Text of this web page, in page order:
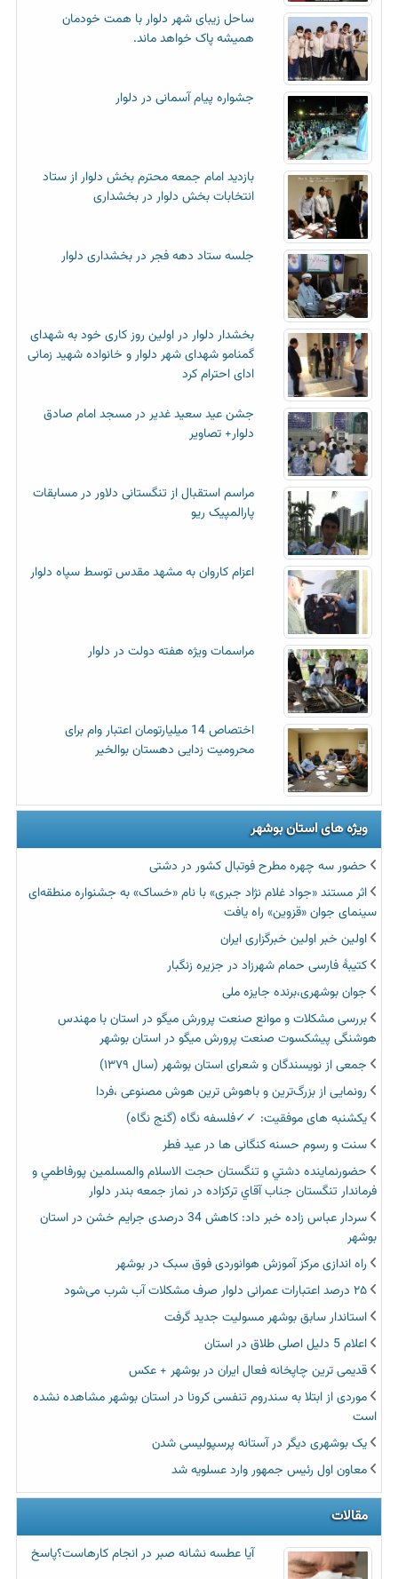
ساحل زیبای شهر دلوار با همت خودمان
همیشه پاک خواهد ماند.
جشواره پیام آسمانی در دلوار
بازدید امام جمعه محترم بخش دلوار از ستاد
انتخابات بخش دلوار در بخشداری
جلسه ستاد دهه فجر در بخشداری دلوار
بخشدار دلوار در اولین روز کاری خود به شهدای
گمنامو شهدای شهر دلوار و خانواده شهید زمانی
ادای احترام کرد
جشن عید سعید غدیر در مسجد امام صادق
دلوار+ تصاویر
مراسم استقبال از تنگستانی دلاور در مسابقات
پارالمپیک ریو
اعزام کاروان به مشهد مقدس توسط سپاه دلوار
مراسمات ویژه هفته دولت در دلوار
اختصاص 14 میلیارتومان اعتبار وام برای
محرومیت زدایی دهستان بوالخیر
ویژه های استان بوشهر
حضور سه چهره مطرح فوتبال کشور در دشتی
اثر مستند «جواد غلام نژاد جبری» با نام «خساک» به جشنواره منطقه‌ای
سینمای جوان «قزوین» راه یافت
اولین خبر اولین خبرگزاری ایران‏
کتیبۀ فارسی حمام شهرزاد در جزیره زنگبار
جوان بوشهری،برنده جایزه ملی
بررسی مشکلات و موانع صنعت پرورش میگو در استان با مهندس
هوشنگی پیشکسوت صنعت پرورش میگو در استان بوشهر
جمعی از نویسندگان و شعرای استان بوشهر (سال ۱۳۷۹)
رونمایی از بزرگ‌ترین و باهوش ترین هوش مصنوعی ،فردا
یکشنبه های موفقیت: ✓✓فلسفه نگاه (گنج نگاه)
سنت و رسوم حسنه کنگانی ها در عید فطر
حضورنماينده دشتي و تنگستان حجت الاسلام والمسلمين پورفاطمي و
فرماندار تنگستان جناب آقاي تركزاده در نماز جمعه بندر دلوار
سردار عباس زاده خبر داد: کاهش 34 درصدی جرایم خشن در استان
بوشهر
راه اندازی مرکز آموزش هوانوردی فوق سبک در بوشهر
۲۵ درصد اعتبارات عمرانی دلوار صرف مشکلات آب شرب می‌شود
استاندار سابق بوشهر مسولیت جدید گرفت
اعلام 5 دلیل اصلی طلاق در استان
قدیمی ترین چاپخانه فعال ایران در بوشهر + عکس
موردی از ابتلا به سندروم تنفسی کرونا در استان بوشهر مشاهده نشده
است
یک بوشهری دیگر در آستانه پرسپولیسی شدن
معاون اول رئیس جمهور وارد عسلویه شد
مقالات
آیا عطسه‌ نشانه صبر در انجام کارهاست؟پاسخ